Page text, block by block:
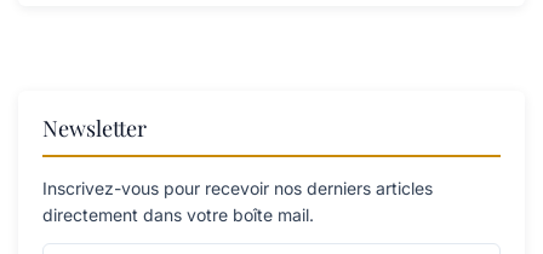
Newsletter
Inscrivez-vous pour recevoir nos derniers articles
directement dans votre boîte mail.